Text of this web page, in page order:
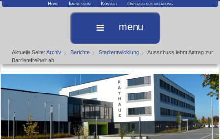
Home Impressum Kontakt Datenschuzerklärung
menu
Aktuelle Seite:Archiv Berichte Stadtentwicklung
Ausschuss lehnt Antrag zur
Barrierefreiheit ab